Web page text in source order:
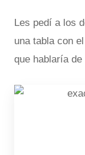
Les pedí a los
una tabla con
que hablaría